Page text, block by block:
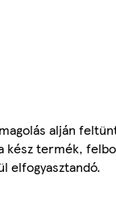
alján
kész termék,
elfogyasztandó.